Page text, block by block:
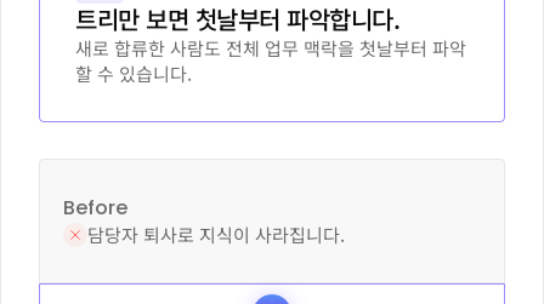
트리만 보면 첫날부터 파악합니다.
새로 합류한 사람도 전체 업무 맥락을 첫날부터 파악
할 수 있습니다.
Before
담당자 퇴사로 지식이 사라집니다.